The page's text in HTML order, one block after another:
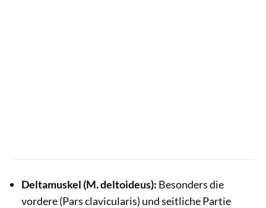
Deltamuskel (M. deltoideus): Besonders die
vordere (Pars clavicularis) und seitliche Partie